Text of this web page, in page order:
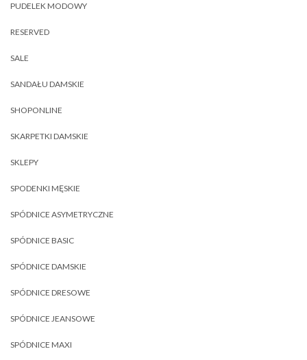
PUDELEK MODOWY
RESERVED
SALE
SANDAŁU DAMSKIE
SHOPONLINE
SKARPETKI DAMSKIE
SKLEPY
SPODENKI MĘSKIE
SPÓDNICE ASYMETRYCZNE
SPÓDNICE BASIC
SPÓDNICE DAMSKIE
SPÓDNICE DRESOWE
SPÓDNICE JEANSOWE
SPÓDNICE MAXI